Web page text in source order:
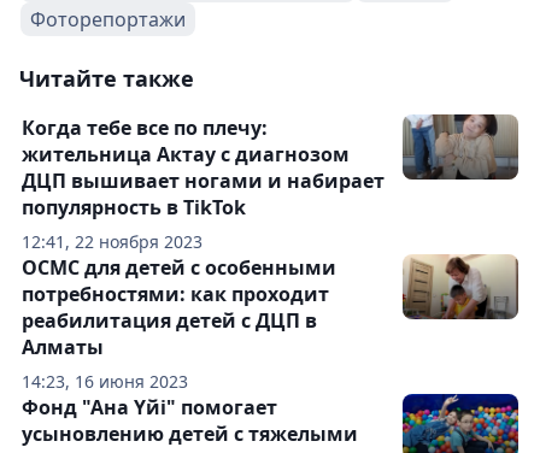
Фоторепортажи
Читайте также
12:41, 22 ноября 2023
Когда тебе все по плечу:
жительница Актау с диагнозом
ДЦП вышивает ногами и набирает
популярность в TikTok
14:23, 16 июня 2023
ОСМС для детей с особенными
потребностями: как проходит
реабилитация детей с ДЦП в
Алматы
Фонд "Ана Yйі" помогает
усыновлению детей с тяжелыми